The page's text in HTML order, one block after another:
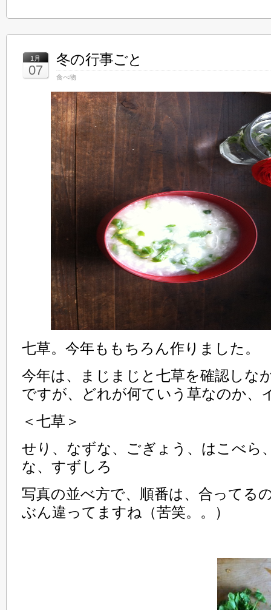
1月
07
冬の行事ごと
食べ物
七草。今年ももちろん作りました。
今年は、まじまじと七草を確認しな
ですが、どれが何ていう草なのか、
＜七草＞
せり、なずな、ごぎょう、はこべら
な、すずしろ
写真の並べ方で、順番は、合ってる
ぶん違ってますね（苦笑。。）